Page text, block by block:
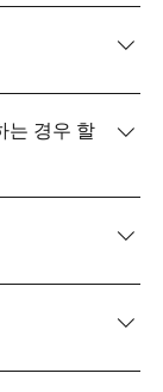
시간제를 취하
는 신경쓰지
습니다.
는 경우 할
있으므로 자
오.
퀘어 직원이